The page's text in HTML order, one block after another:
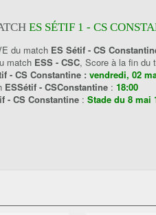
ES SÉTIF 1 - CS
du match ES Sétif - CS
match ESS - CSC, Score à la fin du
- CS Constantine : vendredi, 02
ESSétif - CSConstantine : 18:00
- CS Constantine : Stade du 8 mai